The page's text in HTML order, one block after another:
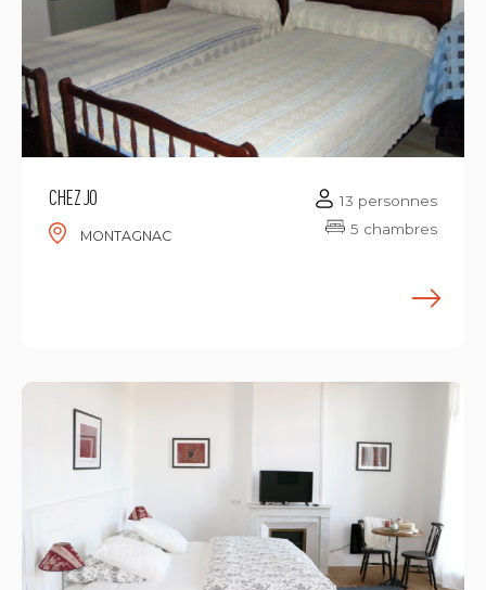
CHEZ JO
MONTAGNAC
13 personnes
5 chambres